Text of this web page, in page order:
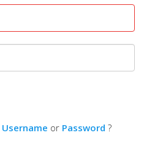
Username or Password ?